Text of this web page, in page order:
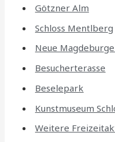
Götzner Alm
Schloss Mentlberg
Neue
Besucherterasse
Beselepark
Kunstmuseum
Weitere